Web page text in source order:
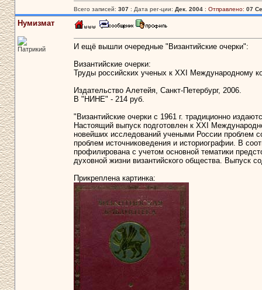
Всего записей: 307: Дата рег-ции: Дек. 2004: Отправлено: 07
Нумизмат
Патрикий
И ещё вышли очередные "Византийские очерки":
Византийские очерки:
Труды российских ученых к XXI Международному
Издательство Алетейя, Санкт-Петербург, 2006.
В "НИНЕ" - 214 руб.
"Византийские очерки с 1961 г. традиционно
Настоящий выпуск подготовлен к XXI
новейших исследований учеными России проблем
проблем источниковедения и историографии. В
профилирована с учетом основной тематики
духовной жизни византийского общества. Выпуск
Прикреплена картинка: